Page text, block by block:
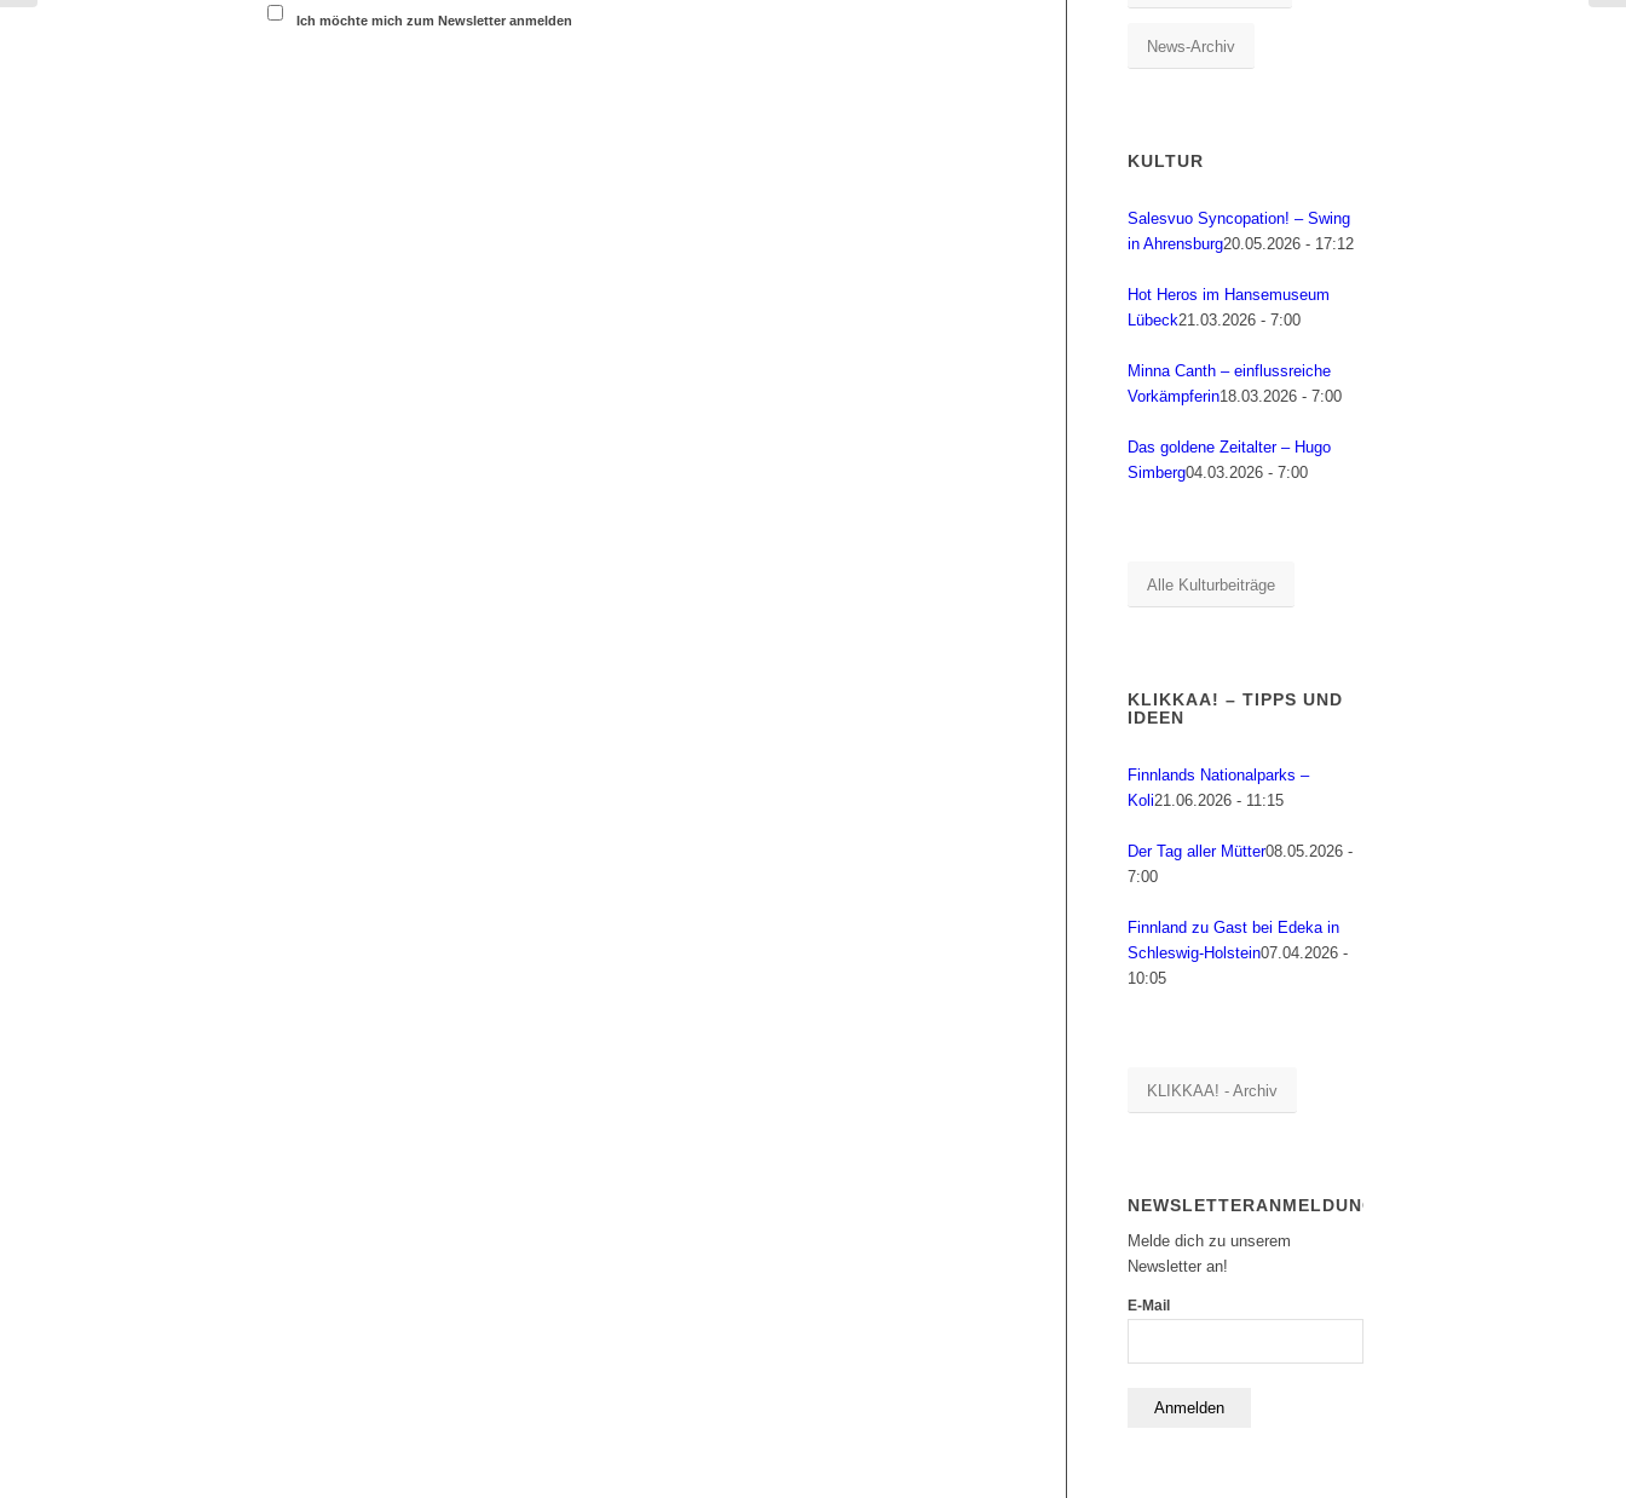
Ich möchte mich zum Newsletter anmelden
News-Archiv
KULTUR
Salesvuo Syncopation! – Swing
in Ahrensburg20.05.2026 - 17:12
Hot Heros im Hansemuseum
Lübeck21.03.2026 - 7:00
Minna Canth – einflussreiche
Vorkämpferin18.03.2026 - 7:00
Das goldene Zeitalter – Hugo
Simberg04.03.2026 - 7:00
Alle Kulturbeiträge
KLIKKAA! – TIPPS UND
IDEEN
Finnlands Nationalparks –
Koli21.06.2026 - 11:15
Der Tag aller Mütter08.05.2026 -
7:00
Finnland zu Gast bei Edeka in
Schleswig-Holstein07.04.2026 -
10:05
KLIKKAA! - Archiv
NEWSLETTERANMELDUNG
Melde dich zu unserem
Newsletter an!
E-Mail
Anmelden